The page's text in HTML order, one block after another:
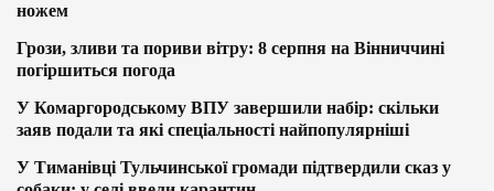
ножем
Грози, зливи та пориви вітру: 8 серпня на Вінниччині
погіршиться погода
У Комаргородському ВПУ завершили набір: скільки
заяв подали та які спеціальності найпопулярніші
У Тиманівці Тульчинської громади підтвердили сказ у